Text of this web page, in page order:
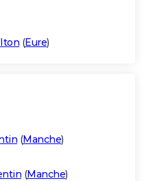
(Eure)
(Manche)
(Manche)